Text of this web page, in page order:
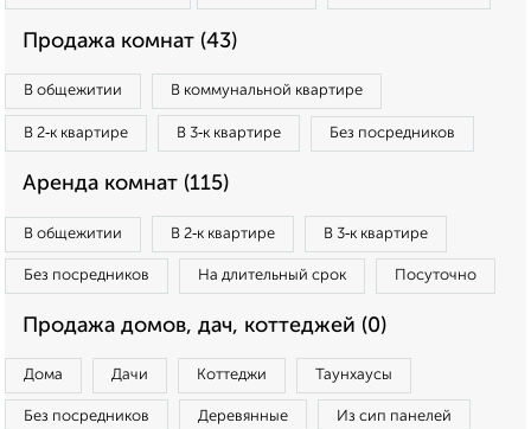
Продажа комнат (43)
В общежитии В коммунальной квартире
В 2‑к квартире В 3‑к квартире Без посредников
Аренда комнат (115)
В общежитии В 2‑к квартире В 3‑к квартире
Без посредников На длительный срок Посуточно
Продажа домов, дач, коттеджей (0)
Дома Дачи Коттеджи Таунхаусы
Без посредников Деревянные Из сип панелей